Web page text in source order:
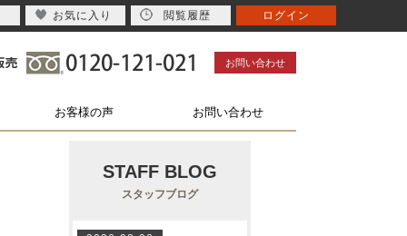
お問い合わせ
お客様の声 お問い合わせ
STAFF BLOG
スタッフブログ
お気に入り 閲覧履歴 ログイン